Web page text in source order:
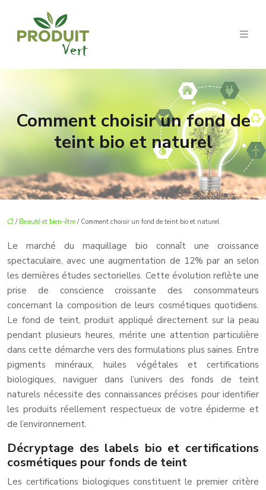
Comment choisir un fond de
teint bio et naturel
/ Beauté et bien-être / Comment choisir un fond de teint bio et naturel
Le marché du maquillage bio connaît une croissance
spectaculaire, avec une augmentation de 12% par an selon
les dernières études sectorielles. Cette évolution reflète une
prise de conscience croissante des consommateurs
concernant la composition de leurs cosmétiques quotidiens.
Le fond de teint, produit appliqué directement sur la peau
pendant plusieurs heures, mérite une attention particulière
dans cette démarche vers des formulations plus saines. Entre
pigments minéraux, huiles végétales et certifications
biologiques, naviguer dans l’univers des fonds de teint
naturels nécessite des connaissances précises pour identifier
les produits réellement respectueux de votre épiderme et
de l’environnement.
Décryptage des labels bio et certifications
cosmétiques pour fonds de teint
Les certifications biologiques constituent le premier critère